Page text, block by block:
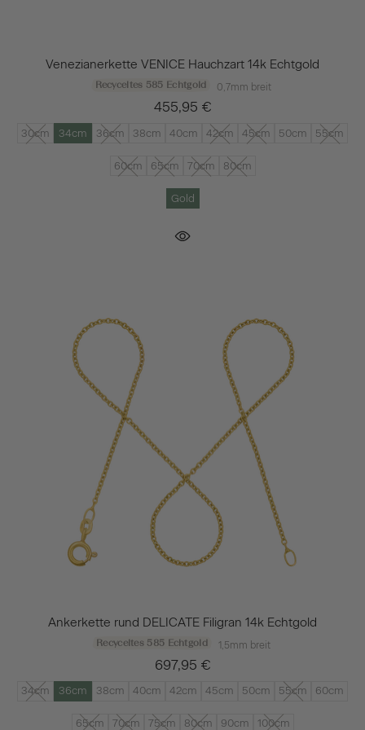
Venezianerkette VENICE Hauchzart 14k Echtgold
Recyceltes 585 Echtgold 0,7mm breit
455,95 €
30cm 34cm 36cm 38cm 40cm 42cm 45cm 50cm 55cm
60cm 65cm 70cm 80cm
Gold
Ankerkette rund DELICATE Filigran 14k Echtgold
Recyceltes 585 Echtgold 1,5mm breit
697,95 €
34cm 36cm 38cm 40cm 42cm 45cm 50cm 55cm 60cm
65cm 70cm 75cm 80cm 90cm 100cm